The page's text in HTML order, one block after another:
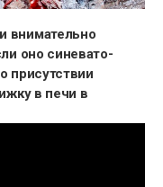
внимательно
оно синевато-
присутствии
в печи в